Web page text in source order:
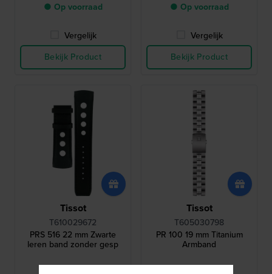
● Op voorraad
Vergelijk
Bekijk Product
● Op voorraad
Vergelijk
Bekijk Product
Tissot
T610029672
PRS 516 22 mm Zwarte
leren band zonder gesp
Tissot
T605030798
PR 100 19 mm Titanium
Armband